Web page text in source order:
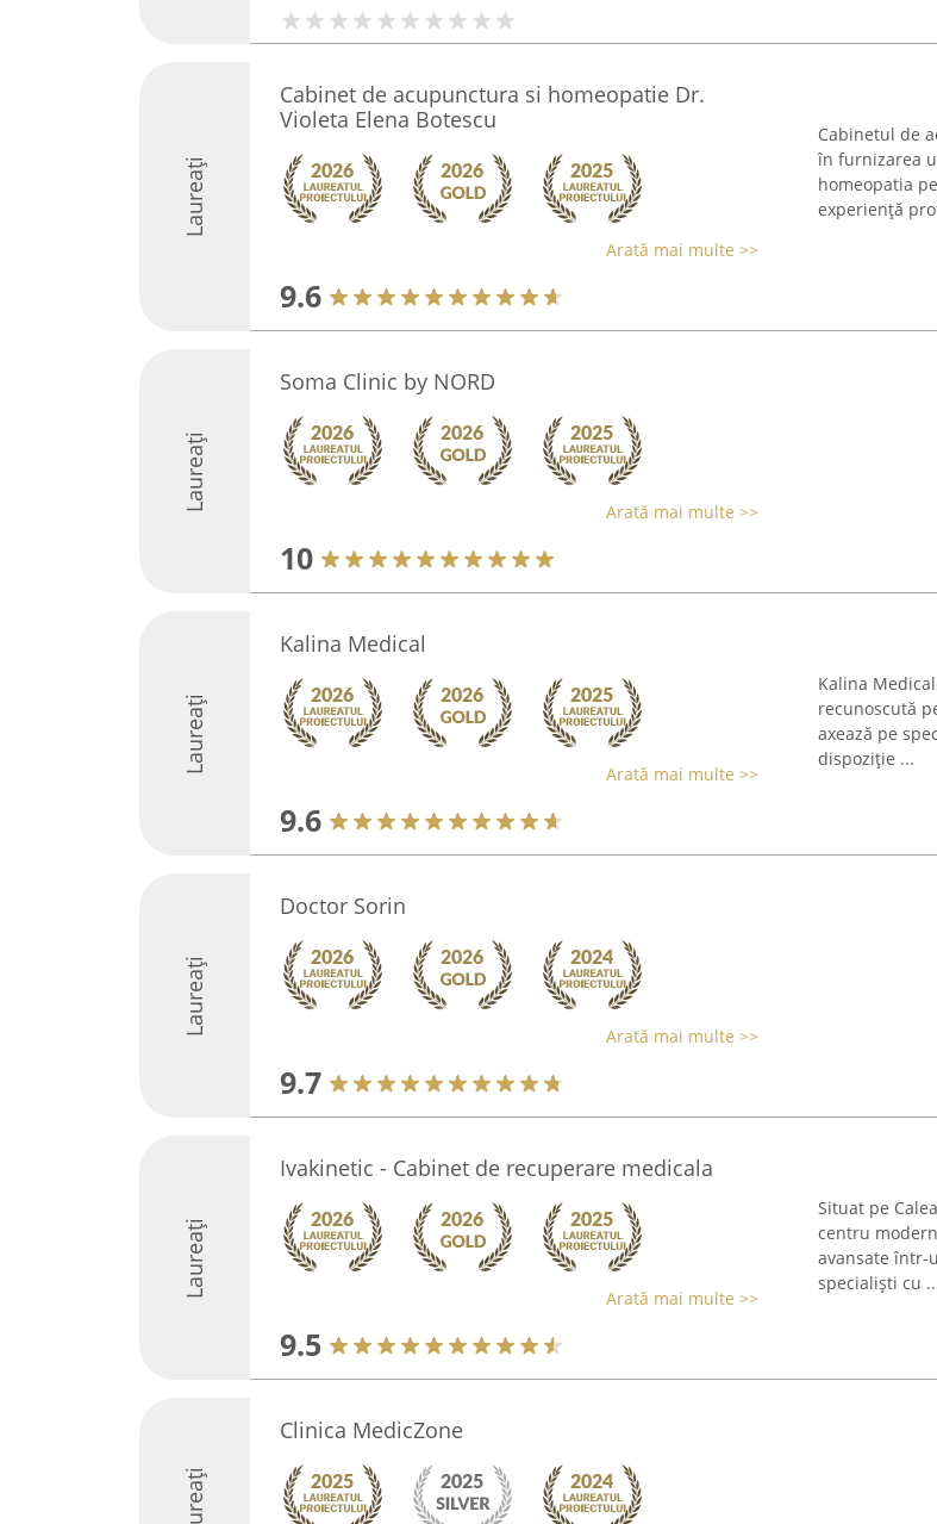
Laureați
Cabinet de acupunctura si homeopatie Dr.
Violeta Elena Botescu
Arată mai multe >>
9.6
Cabinetul de
în furnizarea
homeopatia
experiență
Laureați
Soma Clinic by NORD
Arată mai multe >>
10
Laureați
Kalina Medical
Arată mai multe >>
9.6
Kalina
recunoscută
axează pe
dispoziție ...
Laureați
Doctor Sorin
Arată mai multe >>
9.7
Laureați
Ivakinetic - Cabinet de recuperare medicala
Arată mai multe >>
9.5
Situat pe
centru
avansate într-
specialiști cu
Laureați
Clinica MedicZone